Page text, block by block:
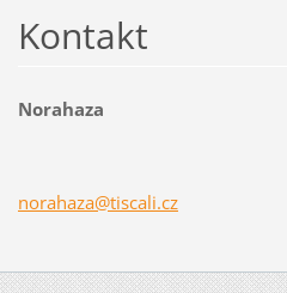
Kontakt
Norahaza
norahaza@tiscali.cz